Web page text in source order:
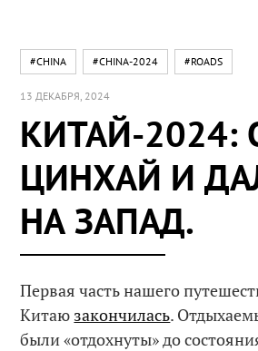
#CHINA #CHINA-2024 #ROADS
13 ДЕКАБРЯ, 2024
КИТАЙ-2024:
ЦИНХАЙ И
НА ЗАПАД.
Первая часть нашего
Китаю закончилась.
были «отдохнуты» до